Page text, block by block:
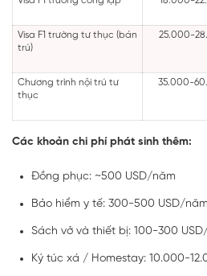
Visa F1 trường tư thục (bán
trú)
25.000-
Chương trình nội trú tư
thục
35.000-
Các khoản chi phí phát sinh thêm:
Đồng phục: ~500 USD/năm
Bảo hiểm y tế: 300-500 USD/năm
Sách vở và thiết bị: 100-300
Ký túc xá / Homestay: 10.000-